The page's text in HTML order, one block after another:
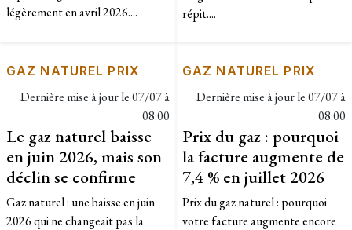
légèrement en avril 2026....
répit....
GAZ NATUREL PRIX
Dernière mise à jour le07/07 à
08:00
Le gaz naturel baisse
en juin 2026, mais son
déclin se confirme
Gaz naturel : une baisse en juin
2026 qui ne changeait pas la
GAZ NATUREL PRIX
Dernière mise à jour le07/07 à
08:00
Prix du gaz : pourquoi
la facture augmente de
7,4 % en juillet 2026
Prix du gaz naturel : pourquoi
votre facture augmente encore